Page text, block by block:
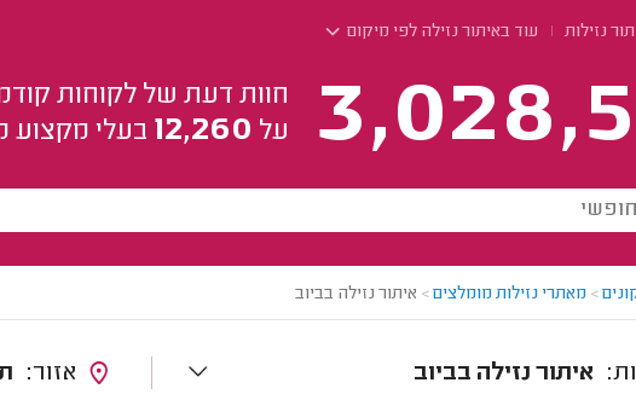
נזילות עוד באיתור נזילה לפי מיקום
חוות דעת של לקוחות
על 12,260 בעלי מקצוע
> מאתרי נזילות מומלצים> איתור נזילה בביוב
איתור נזילה בביוב